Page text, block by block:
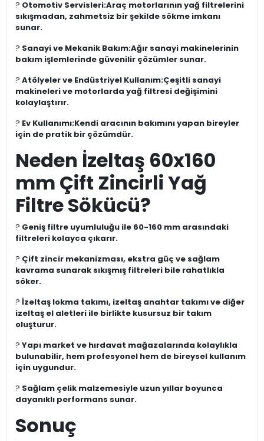
? Otomotiv Servisleri:Araç motorlarının yağ filtrelerini
sıkışmadan, zahmetsiz bir şekilde sökme imkanı
sunar.
? Sanayi ve Mekanik Bakım:Ağır sanayi makinelerinin
bakım işlemlerinde güvenilir çözümler sunar.
? Atölyeler ve Endüstriyel Kullanım:Çeşitli sanayi
makineleri ve motorlarda yağ filtresi değişimini
kolaylaştırır.
? Ev Kullanımı:Kendi aracının bakımını yapan bireyler
için de pratik bir çözümdür.
Neden İzeltaş 60x160
mm Çift Zincirli Yağ
Filtre Sökücü?
? Geniş filtre uyumluluğu ile 60-160 mm arasındaki
filtreleri kolayca çıkarır.
? Çift zincir mekanizması, ekstra güç ve sağlam
kavrama sunarak sıkışmış filtreleri bile rahatlıkla
söker.
? İzeltaş lokma takımı, izeltaş anahtar takımı ve diğer
izeltaş el aletleri ile birlikte kusursuz bir takım
oluşturur.
? Yapı market ve hırdavat mağazalarında kolaylıkla
bulunabilir, hem profesyonel hem de bireysel kullanım
için uygundur.
? Sağlam çelik malzemesiyle uzun yıllar boyunca
dayanıklı performans sunar.
Sonuç